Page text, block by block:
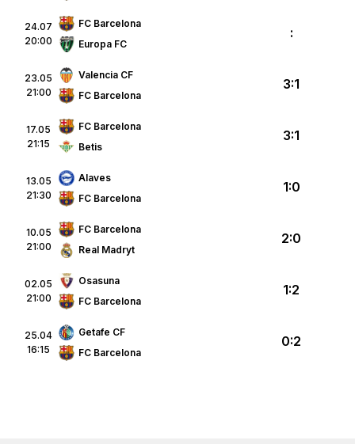
24.07
20:00
FC Barcelona
Europa FC
:
23.05
21:00
Valencia CF
FC Barcelona
3:1
17.05
21:15
FC Barcelona
Betis
3:1
13.05
21:30
Alaves
FC Barcelona
1:0
10.05
21:00
FC Barcelona
Real Madryt
2:0
02.05
21:00
Osasuna
FC Barcelona
1:2
25.04
16:15
Getafe CF
FC Barcelona
0:2